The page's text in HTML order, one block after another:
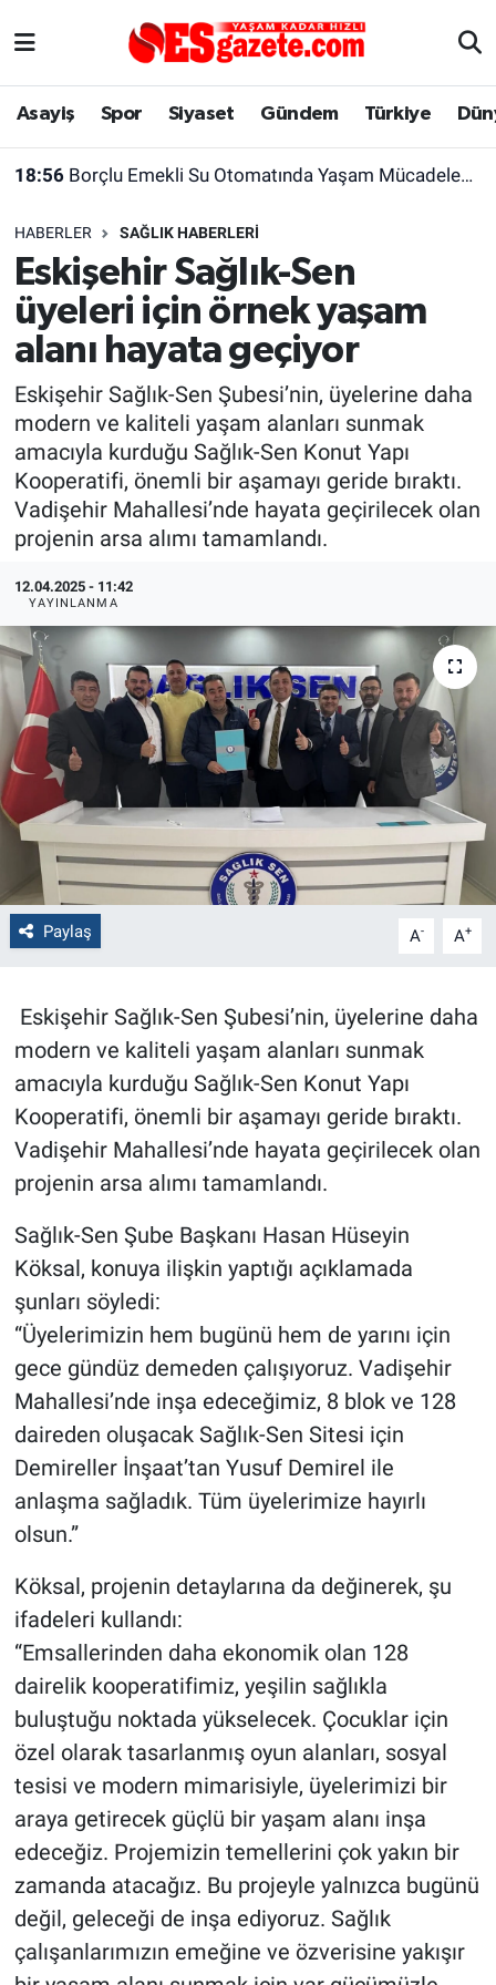
Asayiş Spor Siyaset Gündem Türkiye
18:56 Borçlu Emekli Su Otomatında Yaşam Mücadelesi Veriyor
HABERLER SAĞLIK HABERLERI
Eskişehir Sağlık-Sen
üyeleri için örnek yaşam
alanı hayata geçiyor
Eskişehir Sağlık-Sen Şubesi’nin, üyelerine daha
modern ve kaliteli yaşam alanları sunmak
amacıyla kurduğu Sağlık-Sen Konut Yapı
Kooperatifi, önemli bir aşamayı geride bıraktı.
Vadişehir Mahallesi’nde hayata geçirilecek olan
projenin arsa alımı tamamlandı.
12.04.2025 - 11:42
YAYINLANMA
Paylaş A- A+
Eskişehir Sağlık-Sen Şubesi’nin, üyelerine daha
modern ve kaliteli yaşam alanları sunmak
amacıyla kurduğu Sağlık-Sen Konut Yapı
Kooperatifi, önemli bir aşamayı geride bıraktı.
Vadişehir Mahallesi’nde hayata geçirilecek olan
projenin arsa alımı tamamlandı.
Sağlık-Sen Şube Başkanı Hasan Hüseyin
Köksal, konuya ilişkin yaptığı açıklamada
şunları söyledi:
“Üyelerimizin hem bugünü hem de yarını için
gece gündüz demeden çalışıyoruz. Vadişehir
Mahallesi’nde inşa edeceğimiz, 8 blok ve 128
daireden oluşacak Sağlık-Sen Sitesi için
Demireller İnşaat’tan Yusuf Demirel ile
anlaşma sağladık. Tüm üyelerimize hayırlı
olsun.”
Köksal, projenin detaylarına da değinerek, şu
ifadeleri kullandı:
“Emsallerinden daha ekonomik olan 128
dairelik kooperatifimiz, yeşilin sağlıkla
buluştuğu noktada yükselecek. Çocuklar için
özel olarak tasarlanmış oyun alanları, sosyal
tesisi ve modern mimarisiyle, üyelerimizi bir
araya getirecek güçlü bir yaşam alanı inşa
edeceğiz. Projemizin temellerini çok yakın bir
zamanda atacağız. Bu projeyle yalnızca bugünü
değil, geleceği de inşa ediyoruz. Sağlık
çalışanlarımızın emeğine ve özverisine yakışır
Asayiş
Gündem
Türkiye
Dünya
Sağlık
Alış-Veriş/İş dünyası
Yaşam
Eskişehirspor Arşivi
Eskişehir Arşivi
Röportaj
Ekonomi
Kültür Sanat
Politika
Bilecik
Gezi
Genel
Çevre
Yerel
Magazin
Eskişehir Nöbetçi Eczaneler
Süper Lig Puan Durumu ve Fikstür
Tüm Manşetler
Son Dakika Haberleri
Haber Arşivi